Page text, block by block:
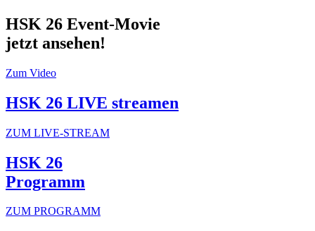
HSK 26 Event-Movie
jetzt ansehen!
Zum Video
HSK 26 LIVE streamen
ZUM LIVE-STREAM
HSK 26
Programm
ZUM PROGRAMM